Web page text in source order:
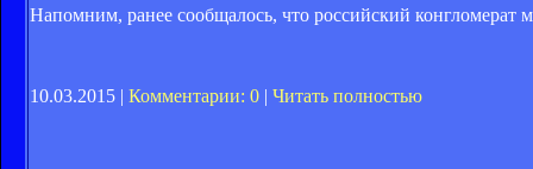
Напомним, ранее сообщалось, что российский
10.03.2015 | Комментарии: 0 | Читать полностью